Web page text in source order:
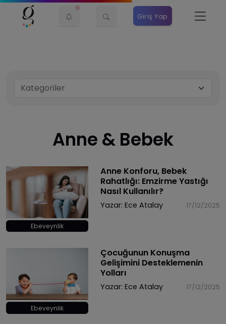
Giriş Yap
Anne & Bebek
Ebeveynlik
Anne Konforu, Bebek
Rahatlığı: Emzirme Yastığı
Nasıl Kullanılır?
Yazar: Ece Atalay 17/12/2025
Ebeveynlik
Çocuğunun Konuşma
Gelişimini Desteklemenin
Yolları
Yazar: Ece Atalay 17/12/2025